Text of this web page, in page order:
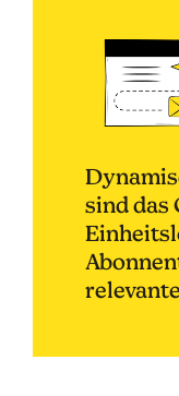
sind das